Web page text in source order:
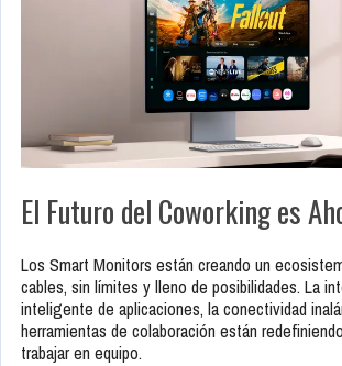
El Futuro del Coworking es
Los Smart Monitors están creando un
cables, sin límites y lleno de posibilidades. La
inteligente de aplicaciones, la conectividad
herramientas de colaboración están
trabajar en equipo.